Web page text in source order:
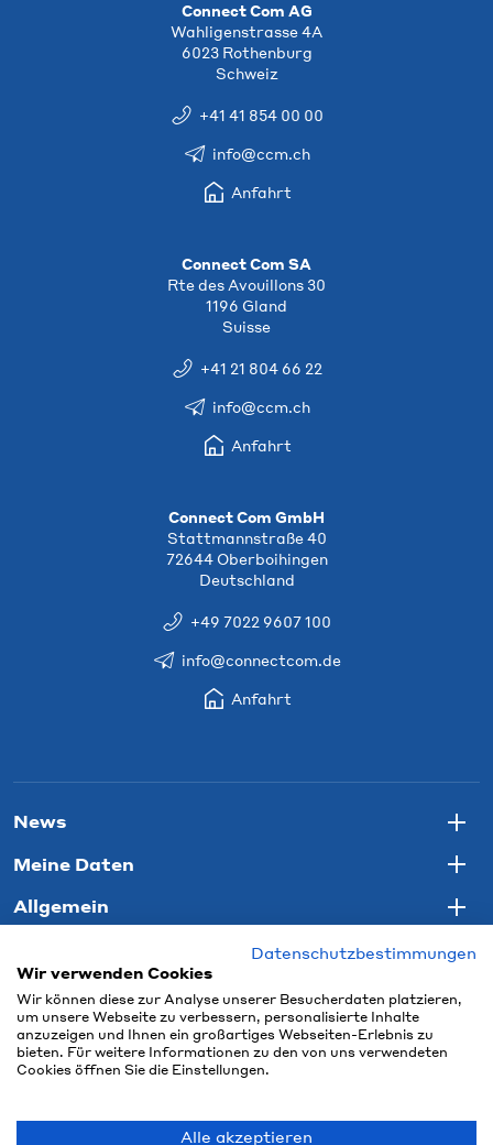
Connect Com AG
Wahligenstrasse 4A
6023 Rothenburg
Schweiz
+41 41 854 00 00
info@ccm.ch
Anfahrt
Connect Com SA
Rte des Avouillons 30
1196 Gland
Suisse
+41 21 804 66 22
info@ccm.ch
Anfahrt
Connect Com GmbH
Stattmannstraße 40
72644 Oberboihingen
Deutschland
+49 7022 9607 100
info@connectcom.de
Anfahrt
News
Meine Daten
Allgemein
Datenschutzbestimmungen
Wir verwenden Cookies
Wir können diese zur Analyse unserer Besucherdaten platzieren,
um unsere Webseite zu verbessern, personalisierte Inhalte
anzuzeigen und Ihnen ein großartiges Webseiten-Erlebnis zu
bieten. Für weitere Informationen zu den von uns verwendeten
Cookies öffnen Sie die Einstellungen.
Alle akzeptieren